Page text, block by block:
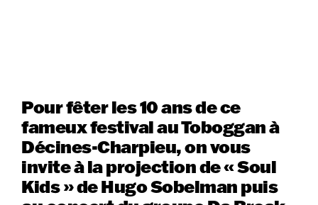
Pour fêter les 10 ans de ce
fameux festival au Toboggan à
Décines-Charpieu, on vous
invite à la projection de « Soul
Kids » de Hugo Sobelman puis